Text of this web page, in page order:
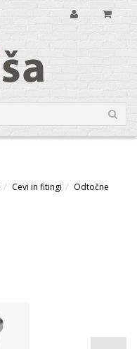
Cevi in fitingi Odtočne